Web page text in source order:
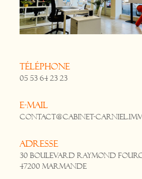
Téléphone
05 53 64 23 23
E-mail
contact@cabinet-
Adresse
30 Boulevard Raymond
47200 Marmande